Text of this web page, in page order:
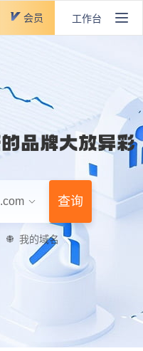
会员 工作台
.com 查询
我的域名